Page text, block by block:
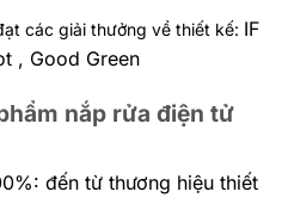
các giải thưởng về thiết kế: IF
, Good Green
nắp rửa điện tử
đến từ thương hiệu thiết